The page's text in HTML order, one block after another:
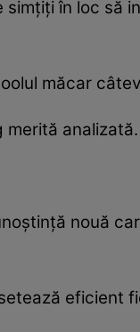
în loc să
măcar
merită
nouă
eficient